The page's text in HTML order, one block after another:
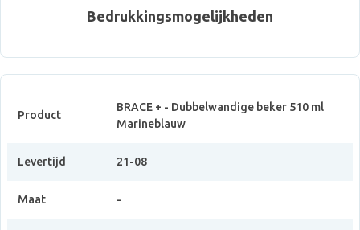
Bedrukkingsmogelijkheden
Product
BRACE + - Dubbelwandige beker 510 ml
Marineblauw
Levertijd 21-08
Maat -